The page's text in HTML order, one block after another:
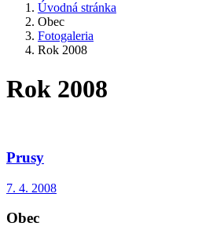
Úvodná stránka
Obec
Fotogaleria
Rok 2008
Rok 2008
Prusy
7. 4. 2008
Obec